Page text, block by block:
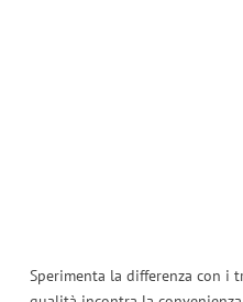
Sperimenta la differenza con i